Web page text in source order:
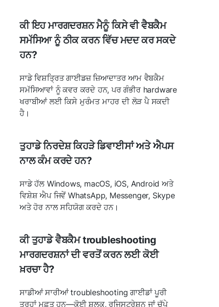
ਕੀ ਇਹ ਮਾਰਗਦਰਸ਼ਨ ਮੈਨੂੰ ਕਿਸੇ ਵੀ ਵੈਬਕੈਮ
ਸਮੱਸਿਆ ਨੂੰ ਠੀਕ ਕਰਨ ਵਿੱਚ ਮਦਦ ਕਰ ਸਕਦੇ
ਹਨ?
ਸਾਡੇ ਵਿਸ਼ਤ੍ਰਿਤ ਗਾਈਡਜ਼ ਜ਼ਿਆਦਾਤਰ ਆਮ ਵੈਬਕੈਮ
ਸਮੱਸਿਆਵਾਂ ਨੂੰ ਕਵਰ ਕਰਦੇ ਹਨ, ਪਰ ਗੰਭੀਰ hardware
ਖਰਾਬੀਆਂ ਲਈ ਕਿਸੇ ਮੁਰੰਮਤ ਮਾਹਰ ਦੀ ਲੋੜ ਪੈ ਸਕਦੀ
ਹੈ।
ਤੁਹਾਡੇ ਨਿਰਦੇਸ਼ ਕਿਹੜੇ ਡਿਵਾਈਸਾਂ ਅਤੇ ਐਪਸ
ਨਾਲ ਕੰਮ ਕਰਦੇ ਹਨ?
ਸਾਡੇ ਹੱਲ Windows, macOS, iOS, Android ਅਤੇ
ਵਿਸ਼ੇਸ਼ ਐਪ ਜਿਵੇਂ WhatsApp, Messenger, Skype
ਅਤੇ ਹੋਰ ਨਾਲ ਸਹਿਯੋਗ ਕਰਦੇ ਹਨ।
ਕੀ ਤੁਹਾਡੇ ਵੈਬਕੈਮ troubleshooting
ਮਾਰਗਦਰਸ਼ਨਾਂ ਦੀ ਵਰਤੋਂ ਕਰਨ ਲਈ ਕੋਈ
ਖ਼ਰਚਾ ਹੈ?
ਸਾਡੀਆਂ ਸਾਰੀਆਂ troubleshooting ਗਾਈਡਾਂ ਪੂਰੀ
ਤਰ੍ਹਾਂ ਮੁਫ਼ਤ ਹਨ—ਕੋਈ ਸ਼ੁਲਕ, ਰਜਿਸਟ੍ਰੇਸ਼ਨ ਜਾਂ ਚੁੱਪੇ